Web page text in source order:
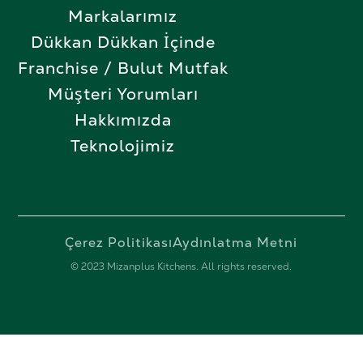
Markalarımız
Dükkan Dükkan İçinde
Franchise / Bulut Mutfak
Müşteri Yorumları
Hakkımızda
Teknolojimiz
© 2023 Mizanplus Kitchens. All rights reserved.
Çerez PolitikasıAydınlatma Metni